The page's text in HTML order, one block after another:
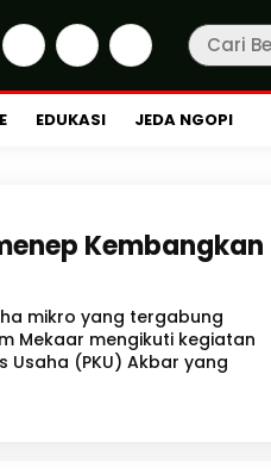
EDUKASI JEDA NGOPI
Kembangkan
mikro yang tergabung
Mekaar mengikuti kegiatan
Usaha (PKU) Akbar yang